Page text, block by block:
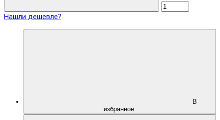
Нашли дешевле?
В
избранное